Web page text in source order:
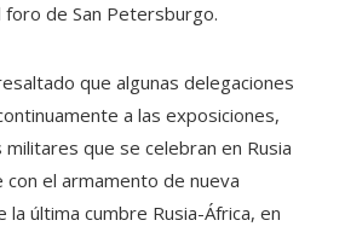
de San Petersburgo.
que algunas delegaciones
a las exposiciones,
que se celebran en Rusia
con el armamento de nueva
la última cumbre Rusia-África, en